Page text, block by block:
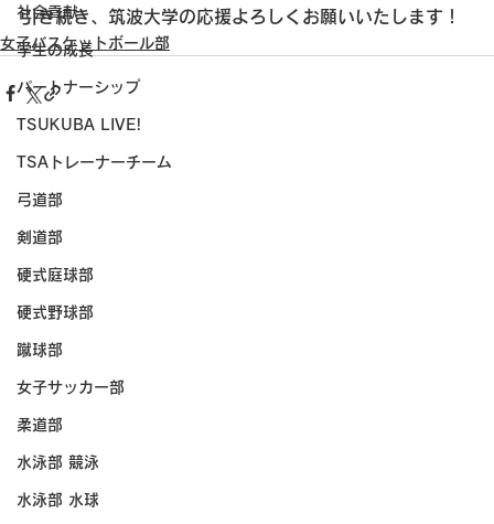
社会貢献
学生の成長
パートナーシップ
TSUKUBA LIVE!
TSAトレーナーチーム
弓道部
剣道部
硬式庭球部
硬式野球部
蹴球部
女子サッカー部
柔道部
水泳部 競泳
水泳部 水球
引き続き、筑波大学の応援よろしくお願いいたします！
女子バスケットボール部